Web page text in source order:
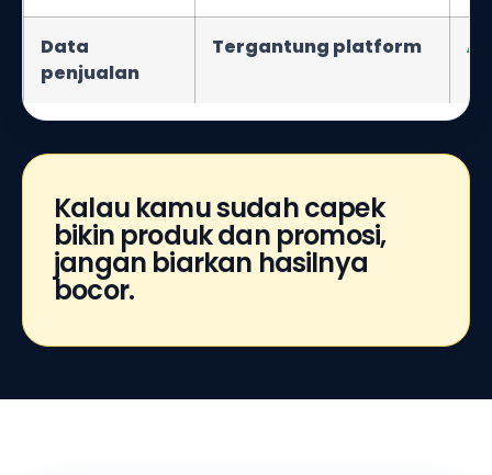
Data
penjualan
Tergantung platform
Kalau kamu sudah capek
bikin produk dan promosi,
jangan biarkan hasilnya
bocor.